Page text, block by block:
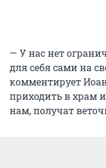
— У нас нет
для себя сами на
комментирует
приходить в храм
нам, получат